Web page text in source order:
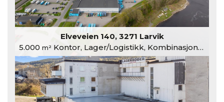
Elveveien 140, 3271 Larvik
5.000 m²Kontor, Lager/Logistikk, Kombinasjonslokaler